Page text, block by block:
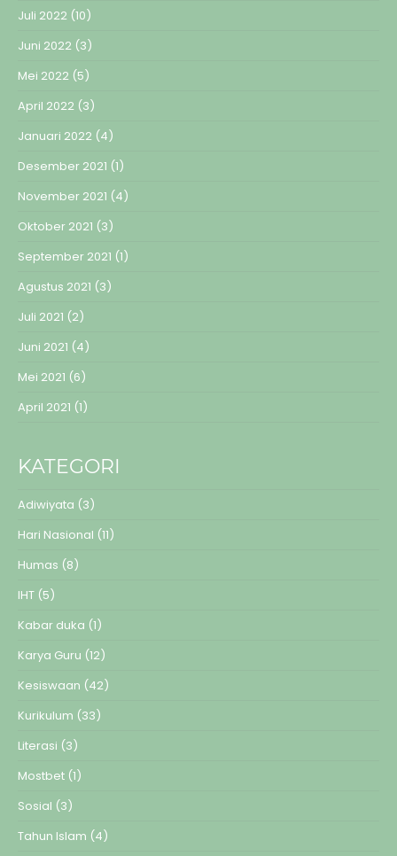
Juli 2022 (10)
Juni 2022 (3)
Mei 2022 (5)
April 2022 (3)
Januari 2022 (4)
Desember 2021 (1)
November 2021 (4)
Oktober 2021 (3)
September 2021 (1)
Agustus 2021 (3)
Juli 2021 (2)
Juni 2021 (4)
Mei 2021 (6)
April 2021 (1)
KATEGORI
Adiwiyata (3)
Hari Nasional (11)
Humas (8)
IHT (5)
Kabar duka (1)
Karya Guru (12)
Kesiswaan (42)
Kurikulum (33)
Literasi (3)
Mostbet (1)
Sosial (3)
Tahun Islam (4)